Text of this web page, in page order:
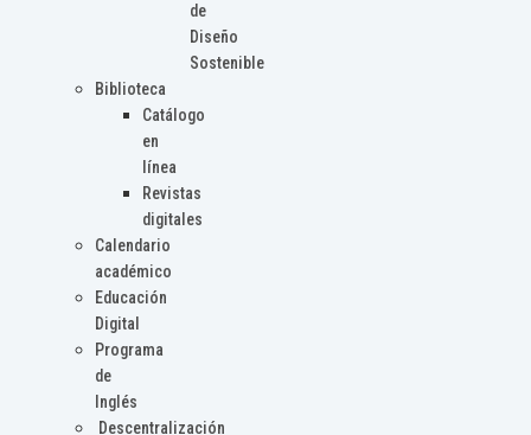
de
Diseño
Sostenible
Biblioteca
Catálogo
en
línea
Revistas
digitales
Calendario
académico
Educación
Digital
Programa
de
Inglés
Descentralización